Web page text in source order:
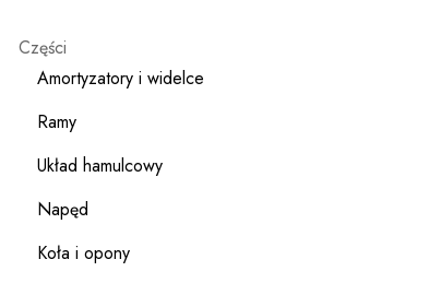
Części
Amortyzatory i widelce
Ramy
Układ hamulcowy
Napęd
Koła i opony